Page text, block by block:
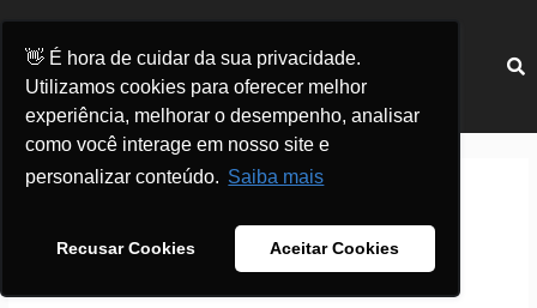
👋 É hora de cuidar da sua privacidade.
Utilizamos cookies para oferecer melhor
experiência, melhorar o desempenho, analisar
como você interage em nosso site e
personalizar conteúdo. Saiba mais
Recusar Cookies Aceitar Cookies
conteúdo
Email Marketing